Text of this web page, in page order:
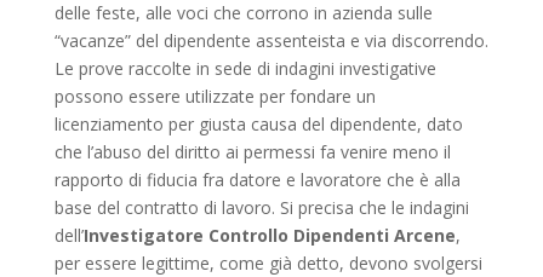
delle feste, alle voci che corrono in azienda sulle
“vacanze” del dipendente assenteista e via discorrendo.
Le prove raccolte in sede di indagini investigative
possono essere utilizzate per fondare un
licenziamento per giusta causa del dipendente, dato
che l’abuso del diritto ai permessi fa venire meno il
rapporto di fiducia fra datore e lavoratore che è alla
base del contratto di lavoro. Si precisa che le indagini
dell’Investigatore Controllo Dipendenti Arcene,
per essere legittime, come già detto, devono svolgersi